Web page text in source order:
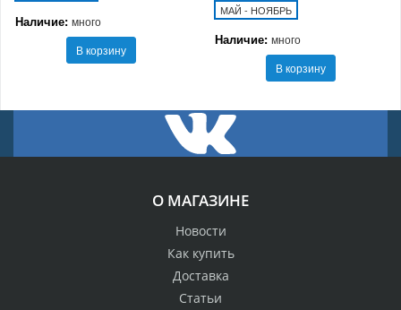
Наличие: много
В корзину
МАЙ - НОЯБРЬ
Наличие: много
В корзину
О МАГАЗИНЕ
Новости
Как купить
Доставка
Статьи